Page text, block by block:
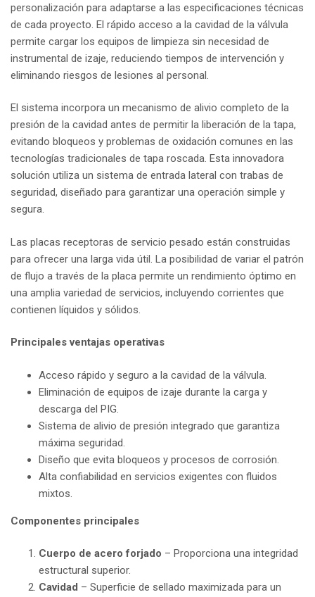
personalización para adaptarse a las especificaciones técnicas
de cada proyecto. El rápido acceso a la cavidad de la válvula
permite cargar los equipos de limpieza sin necesidad de
instrumental de izaje, reduciendo tiempos de intervención y
eliminando riesgos de lesiones al personal.
El sistema incorpora un mecanismo de alivio completo de la
presión de la cavidad antes de permitir la liberación de la tapa,
evitando bloqueos y problemas de oxidación comunes en las
tecnologías tradicionales de tapa roscada. Esta innovadora
solución utiliza un sistema de entrada lateral con trabas de
seguridad, diseñado para garantizar una operación simple y
segura.
Las placas receptoras de servicio pesado están construidas
para ofrecer una larga vida útil. La posibilidad de variar el patrón
de flujo a través de la placa permite un rendimiento óptimo en
una amplia variedad de servicios, incluyendo corrientes que
contienen líquidos y sólidos.
Principales ventajas operativas
Acceso rápido y seguro a la cavidad de la válvula.
Eliminación de equipos de izaje durante la carga y
descarga del PIG.
Sistema de alivio de presión integrado que garantiza
máxima seguridad.
Diseño que evita bloqueos y procesos de corrosión.
Alta confiabilidad en servicios exigentes con fluidos
mixtos.
Componentes principales
Cuerpo de acero forjado – Proporciona una integridad
estructural superior.
Cavidad – Superficie de sellado maximizada para un